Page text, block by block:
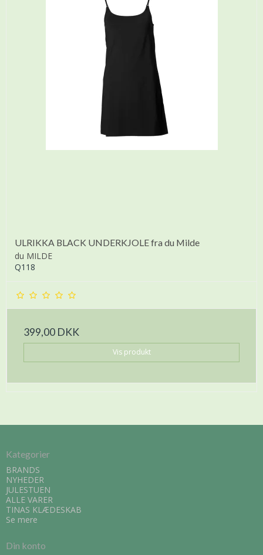
ULRIKKA BLACK UNDERKJOLE fra du Milde
du MILDE
Q118
399,00 DKK
Vis produkt
Kategorier
BRANDS
NYHEDER
JULESTUEN
ALLE VARER
TINAS KLÆDESKAB
Se mere
Din konto